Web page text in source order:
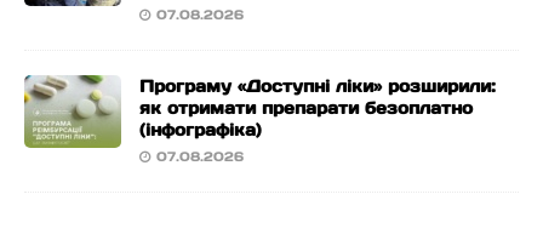
07.08.2026
Програму «Доступні ліки» розширили:
як отримати препарати безоплатно
(інфографіка)
07.08.2026